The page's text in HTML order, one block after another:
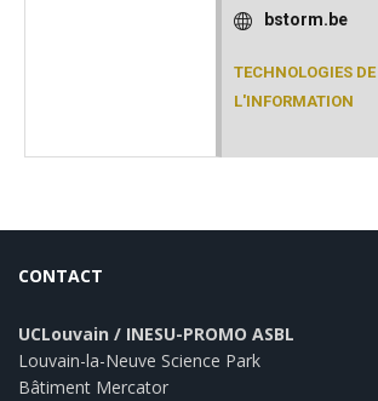
bstorm.be
TECHNOLOGIES DE
L'INFORMATION
CONTACT
UCLouvain / INESU-PROMO ASBL
Louvain-la-Neuve Science Park
Bâtiment Mercator